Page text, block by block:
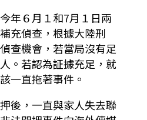
年６月１和7月１日兩
充偵查，根據大陸刑
查機會，若當局沒有足
。若認為証據充足，就
一直拖著事件。
後，一直與家人失去聯